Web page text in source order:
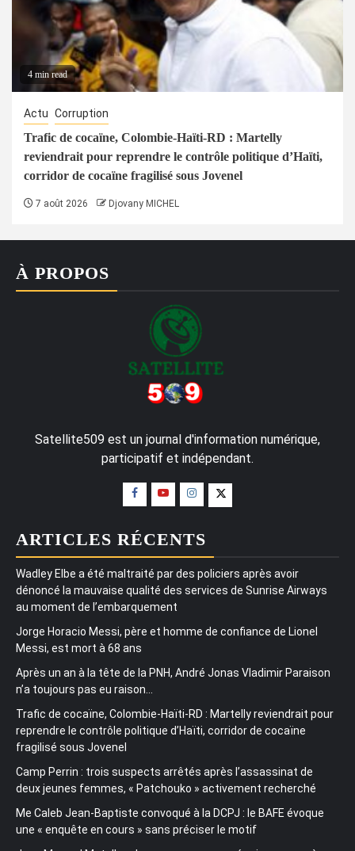
4 min read
Actu Corruption
Trafic de cocaïne, Colombie-Haïti-RD : Martelly
reviendrait pour reprendre le contrôle politique d’Haïti,
corridor de cocaïne fragilisé sous Jovenel
7 août 2026 Djovany MICHEL
À PROPOS
Satellite509 est un journal d'information numérique,
participatif et indépendant.
ARTICLES RÉCENTS
Wadley Elbe a été maltraité par des policiers après avoir
dénoncé la mauvaise qualité des services de Sunrise Airways
au moment de l’embarquement
Jorge Horacio Messi, père et homme de confiance de Lionel
Messi, est mort à 68 ans
Après un an à la tête de la PNH, André Jonas Vladimir Paraison
n’a toujours pas eu raison…
Trafic de cocaïne, Colombie-Haïti-RD : Martelly reviendrait pour
reprendre le contrôle politique d’Haïti, corridor de cocaïne
fragilisé sous Jovenel
Camp Perrin : trois suspects arrêtés après l’assassinat de
deux jeunes femmes, « Patchouko » activement recherché
Me Caleb Jean-Baptiste convoqué à la DCPJ : le BAFE évoque
une « enquête en cours » sans préciser le motif